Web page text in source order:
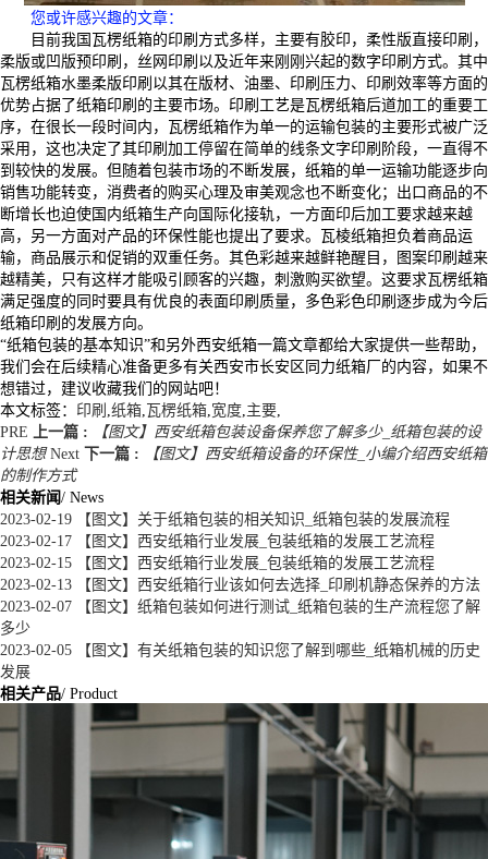
您或许感兴趣的文章：
目前我国瓦楞纸箱的印刷方式多样，主要有胶印，柔性版直接印刷，
柔版或凹版预印刷，丝网印刷以及近年来刚刚兴起的数字印刷方式。其中
瓦楞纸箱水墨柔版印刷以其在版材、油墨、印刷压力、印刷效率等方面的
优势占据了纸箱印刷的主要市场。印刷工艺是瓦楞纸箱后道加工的重要工
序，在很长一段时间内，瓦楞纸箱作为单一的运输包装的主要形式被广泛
采用，这也决定了其印刷加工停留在简单的线条文字印刷阶段，一直得不
到较快的发展。但随着包装市场的不断发展，纸箱的单一运输功能逐步向
销售功能转变，消费者的购买心理及审美观念也不断变化；出口商品的不
断增长也迫使国内纸箱生产向国际化接轨，一方面印后加工要求越来越
高，另一方面对产品的环保性能也提出了要求。瓦棱纸箱担负着商品运
输，商品展示和促销的双重任务。其色彩越来越鲜艳醒目，图案印刷越来
越精美，只有这样才能吸引顾客的兴趣，刺激购买欲望。这要求瓦楞纸箱
满足强度的同时要具有优良的表面印刷质量，多色彩色印刷逐步成为今后
纸箱印刷的发展方向。
“纸箱包装的基本知识”和另外西安纸箱一篇文章都给大家提供一些帮助，
我们会在后续精心准备更多有关西安市长安区同力纸箱厂的内容，如果不
想错过，建议收藏我们的网站吧！
本文标签： 印刷 纸箱 瓦楞纸箱 宽度 主要
PRE
上一篇 :
【图文】西安纸箱包装设备保养您了解多少_纸箱包装的设
计思想 Next 下一篇 :
【图文】西安纸箱设备的环保性_小编介绍西安纸箱
的制作方式
相关新闻/ News
2023-02-19 【图文】关于纸箱包装的相关知识_纸箱包装的发展流程
2023-02-17 【图文】西安纸箱行业发展_包装纸箱的发展工艺流程
2023-02-15 【图文】西安纸箱行业发展_包装纸箱的发展工艺流程
2023-02-13 【图文】西安纸箱行业该如何去选择_印刷机静态保养的方法
2023-02-07 【图文】纸箱包装如何进行测试_纸箱包装的生产流程您了解
多少
2023-02-05 【图文】有关纸箱包装的知识您了解到哪些_纸箱机械的历史
发展
相关产品/ Product